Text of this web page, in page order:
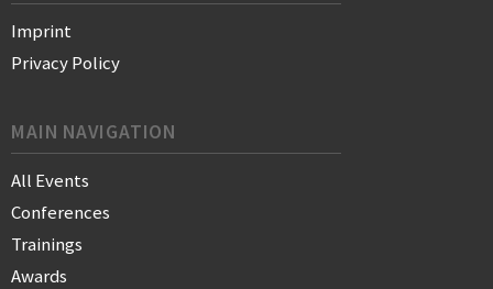
Imprint
Privacy Policy
MAIN NAVIGATION
All Events
Conferences
Trainings
Awards